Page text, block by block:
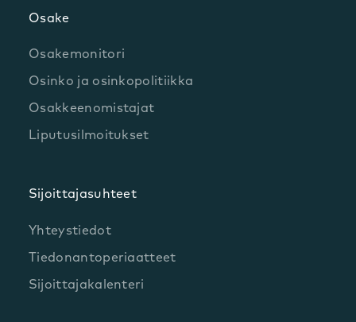
Osake
Osakemonitori
Osinko ja osinkopolitiikka
Osakkeenomistajat
Liputusilmoitukset
Sijoittajasuhteet
Yhteystiedot
Tiedonantoperiaatteet
Sijoittajakalenteri